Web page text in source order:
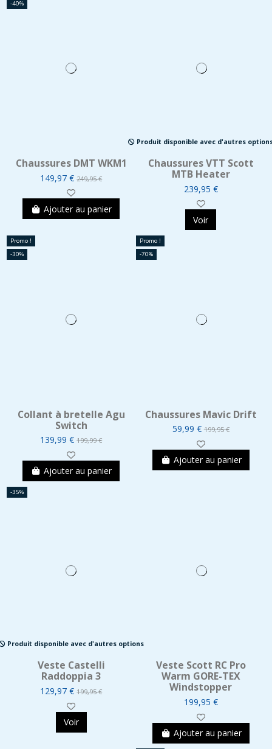
-40%
Chaussures DMT WKM1
149,97 €249,95 €
Ajouter au panier
Produit disponible avec d'autres
Chaussures VTT Scott
MTB Heater
239,95 €
Voir
Promo !
-30%
Collant à bretelle Agu
Switch
139,99 €199,99 €
Ajouter au panier
Promo !
-70%
Chaussures Mavic Drift
59,99 €199,95 €
Ajouter au panier
-35%
Produit disponible avec d'autres options
Veste Castelli
Raddoppia 3
129,97 €199,95 €
Voir
Veste Scott RC Pro
Warm GORE-TEX
Windstopper
199,95 €
Ajouter au panier